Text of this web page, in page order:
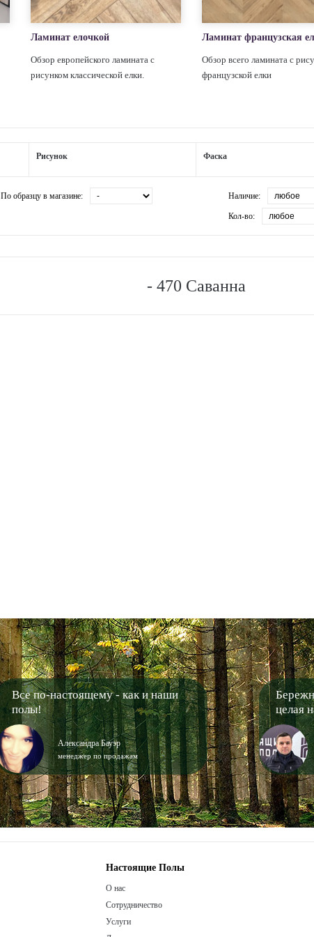
Ламинат елочкой
Обзор европейского ламината с
рисунком классической елки.
Ламинат французская
Обзор всего ламината с
французской елки
Рисунок Фаска
По образцу в магазине: Наличие:
Кол-во:
- 470 Саванна
Все по-настоящему - как и наши
полы!
Александра Бауэр
менеджер по продажам
целая
Настоящие Полы
О нас
Сотрудничество
Услуги